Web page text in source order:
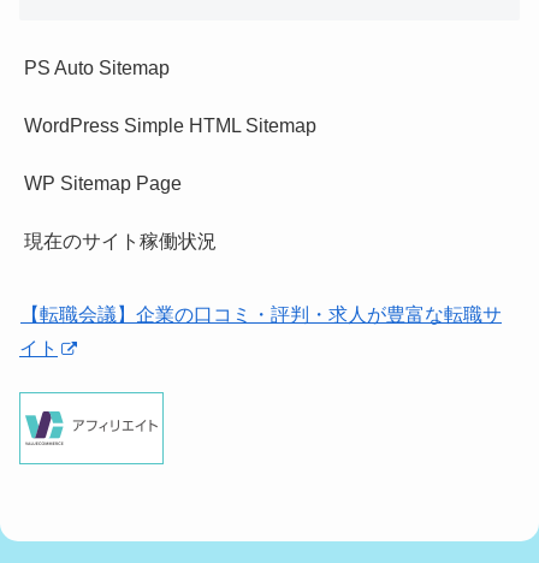
PS Auto Sitemap
WordPress Simple HTML Sitemap
WP Sitemap Page
現在のサイト稼働状況
【転職会議】企業の口コミ・評判・求人が豊富な転職サ
イト